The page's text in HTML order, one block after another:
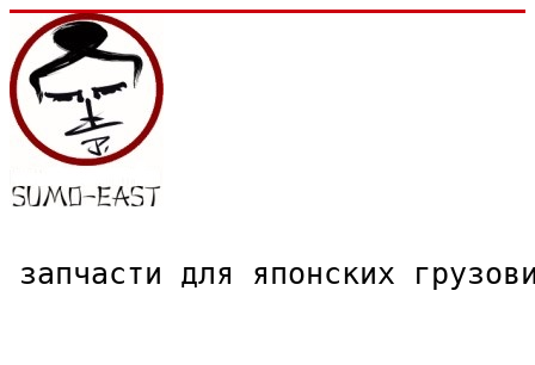
запчасти для японских